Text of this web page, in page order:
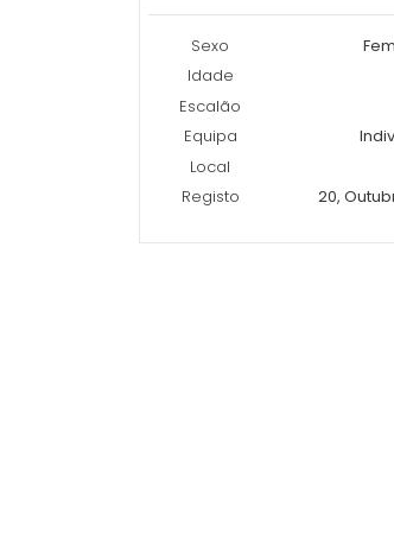
Sexo
Idade
Escalão
Equipa
Local
Registo
20,